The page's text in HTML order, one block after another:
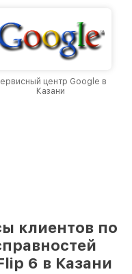
центр Google в
Казани
клиентов по
6 в Казани